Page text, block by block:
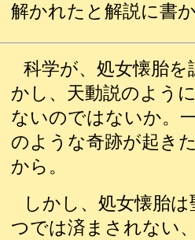
解かれたと解説に書
科学が、処女懐胎
かし、天動説のよう
ないのではないか。
のような奇跡が起き
から。
しかし、処女懐胎
つでは済まされない